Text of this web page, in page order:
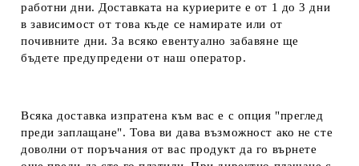
работни дни. Доставката на куриерите е от 1 до 3 дни
в зависимост от това къде се намирате или от
почивните дни. За всяко евентуално забавяне ще
бъдете предупредени от наш оператор.
Всяка доставка изпратена към вас е с опция "преглед
преди заплащане". Това ви дава възможност ако не сте
доволни от поръчания от вас продукт да го върнете